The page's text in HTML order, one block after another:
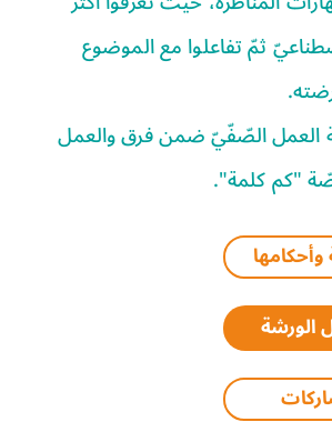
ثمّ تفاعلوا مع الموضوع
الصّفّيّ ضمن فرق والعمل
"كم كلمة".
الورشة